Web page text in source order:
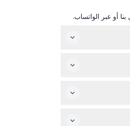
أو عبر الواتساب.